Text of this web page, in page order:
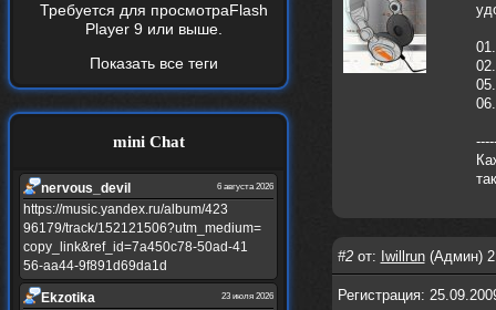
Требуется для просмотраFlash
Player 9 или выше.
Показать все теги
mini Chat
nеrvous_dеvil 6 августа 2026
https://music.yandex.ru/album/423
96179/track/152121506?utm_medium=
copy_link&ref_id=7a450c78-50ad-41
56-aa44-9f891d69da1d
Ekzotika 23 июля 2026
#2от: Iwillrun(Админ)
Регистрация: